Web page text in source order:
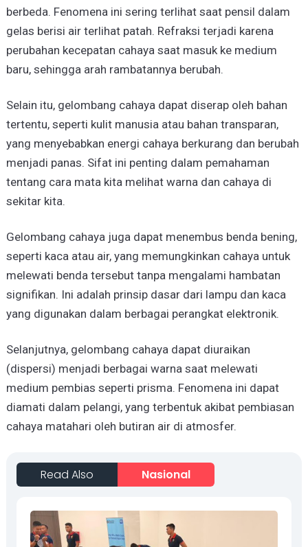
berbeda. Fenomena ini sering terlihat saat pensil dalam
gelas berisi air terlihat patah. Refraksi terjadi karena
perubahan kecepatan cahaya saat masuk ke medium
baru, sehingga arah rambatannya berubah.
Selain itu, gelombang cahaya dapat diserap oleh bahan
tertentu, seperti kulit manusia atau bahan transparan,
yang menyebabkan energi cahaya berkurang dan berubah
menjadi panas. Sifat ini penting dalam pemahaman
tentang cara mata kita melihat warna dan cahaya di
sekitar kita.
Gelombang cahaya juga dapat menembus benda bening,
seperti kaca atau air, yang memungkinkan cahaya untuk
melewati benda tersebut tanpa mengalami hambatan
signifikan. Ini adalah prinsip dasar dari lampu dan kaca
yang digunakan dalam berbagai perangkat elektronik.
Selanjutnya, gelombang cahaya dapat diuraikan
(dispersi) menjadi berbagai warna saat melewati
medium pembias seperti prisma. Fenomena ini dapat
diamati dalam pelangi, yang terbentuk akibat pembiasan
cahaya matahari oleh butiran air di atmosfer.
Read Also Nasional